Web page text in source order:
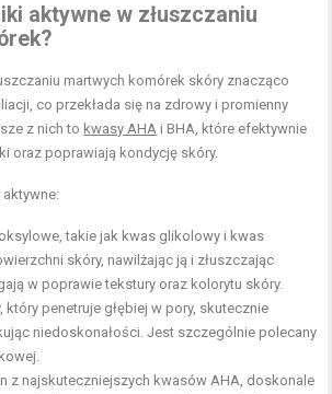
aktywne w złuszczaniu
martwych komórek skóry znacząco
co przekłada się na zdrowy i promienny
z nich to kwasy AHA i BHA, które efektywnie
oraz poprawiają kondycję skóry.
takie jak kwas glikolowy i kwas
skóry, nawilżając ją i złuszczając
w poprawie tekstury oraz kolorytu skóry.
który penetruje głębiej w pory, skutecznie
niedoskonałości. Jest szczególnie polecany
z najskuteczniejszych kwasów AHA, doskonale